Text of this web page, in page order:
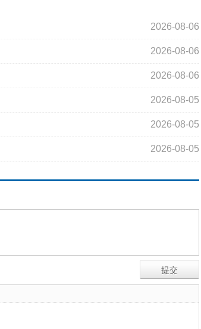
2026-08-06
2026-08-06
2026-08-06
2026-08-05
2026-08-05
2026-08-05